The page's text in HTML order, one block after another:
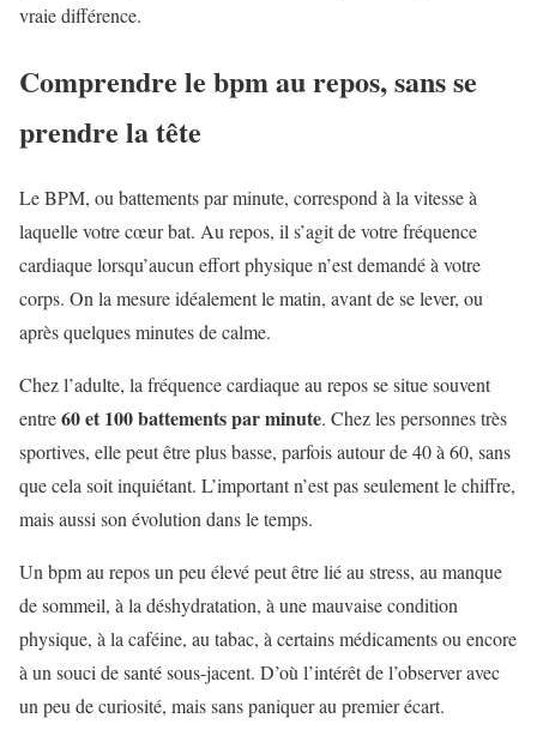
vraie différence.
Comprendre le bpm au repos, sans se
prendre la tête
Le BPM, ou battements par minute, correspond à la vitesse à
laquelle votre cœur bat. Au repos, il s’agit de votre fréquence
cardiaque lorsqu’aucun effort physique n’est demandé à votre
corps. On la mesure idéalement le matin, avant de se lever, ou
après quelques minutes de calme.
Chez l’adulte, la fréquence cardiaque au repos se situe souvent
entre60 et 100 battements par minute. Chez les personnes très
sportives, elle peut être plus basse, parfois autour de 40 à 60, sans
que cela soit inquiétant. L’important n’est pas seulement le chiffre,
mais aussi son évolution dans le temps.
Un bpm au repos un peu élevé peut être lié au stress, au manque
de sommeil, à la déshydratation, à une mauvaise condition
physique, à la caféine, au tabac, à certains médicaments ou encore
à un souci de santé sous-jacent. D’où l’intérêt de l’observer avec
un peu de curiosité, mais sans paniquer au premier écart.